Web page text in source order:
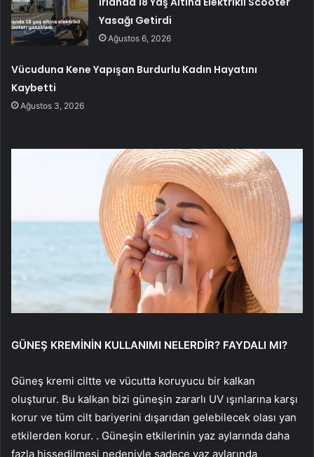
Yasağı Getirdi
Ağustos 6, 2026
Vücuduna Kene Yapışan Burdurlu Kadın Hayatını
Kaybetti
Ağustos 3, 2026
GÜNEŞ KREMİNİN KULLANIMI NELERDİR? FAYDALI MI?
Güneş kremi ciltte ve vücutta koruyucu bir kalkan
oluşturur. Bu kalkan bizi güneşin zararlı UV ışınlarına karşı
korur ve tüm cilt bariyerini dışarıdan gelebilecek olası yan
etkilerden korur. . Güneşin etkilerinin yaz aylarında daha
fazla hissedilmesi nedeniyle sadece yaz aylarında